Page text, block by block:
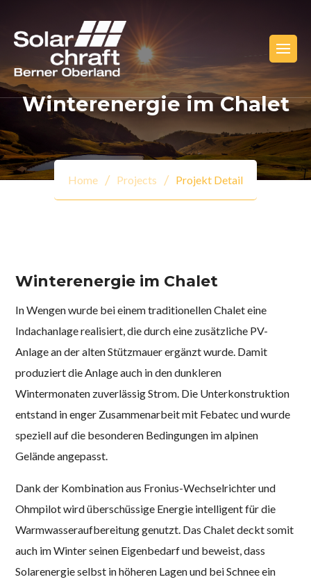
Winterenergie im Chalet
Home Projects Projekt Detail
Winterenergie im Chalet
In Wengen wurde bei einem traditionellen Chalet eine
Indachanlage realisiert, die durch eine zusätzliche PV-
Anlage an der alten Stützmauer ergänzt wurde. Damit
produziert die Anlage auch in den dunkleren
Wintermonaten zuverlässig Strom. Die Unterkonstruktion
entstand in enger Zusammenarbeit mit Febatec und wurde
speziell auf die besonderen Bedingungen im alpinen
Gelände angepasst.
Dank der Kombination aus Fronius-Wechselrichter und
Ohmpilot wird überschüssige Energie intelligent für die
Warmwasseraufbereitung genutzt. Das Chalet deckt somit
auch im Winter seinen Eigenbedarf und beweist, dass
Solarenergie selbst in höheren Lagen und bei Schnee ein